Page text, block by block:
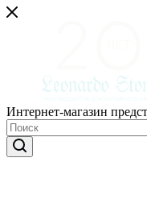
Интернет-магазин